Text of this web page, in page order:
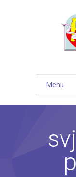
Menu
Početna
O nama
-- JU